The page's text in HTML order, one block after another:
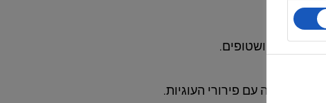
אותה עם פירורי העוגיות.